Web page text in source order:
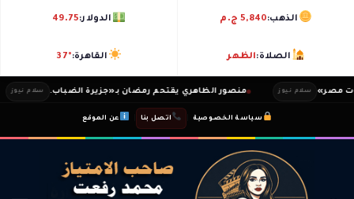
الذهب:5,840 ج.م الدولار:49.75
الصلاة:الظهر القاهرة:37°
سلام نيوز منصور الظاهري يقتحم رمضان بـ«جزيرة الضباب. سلام نيوز
سياسة الخصوصية اتصل بنا عن الموقع